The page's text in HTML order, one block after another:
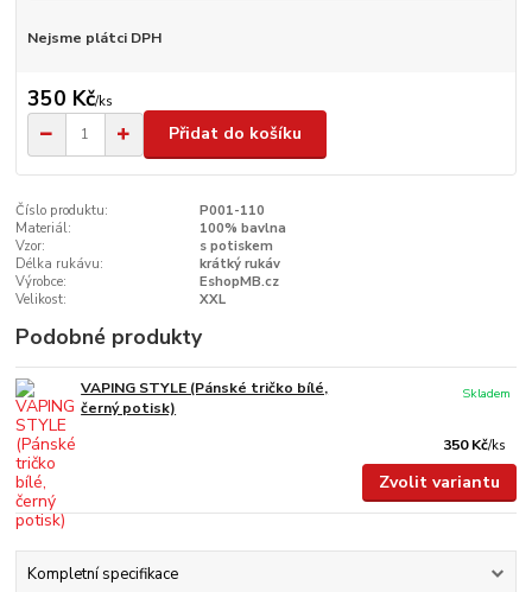
Nejsme plátci DPH
350 Kč/ks
Přidat do košíku
Číslo produktu:
P001-110
Materiál:
100% bavlna
Vzor:
s potiskem
Délka rukávu:
krátký rukáv
Výrobce:
EshopMB.cz
Velikost:
XXL
Podobné produkty
VAPING STYLE (Pánské tričko bílé,
černý potisk)
350 Kč/ks
Skladem
Zvolit variantu
Kompletní specifikace